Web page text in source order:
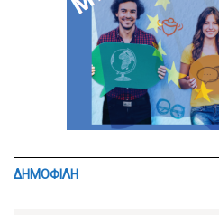
ΔΗΜΟΦΙΛΗ